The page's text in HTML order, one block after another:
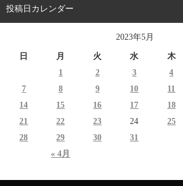
投稿日カレンダー
2023年5月
日 月 火 水 木
« 4月
1 2 3 4
7
8 9 10 11
14
15 16 17 18
21
22 23 24 25
28
29 30 31